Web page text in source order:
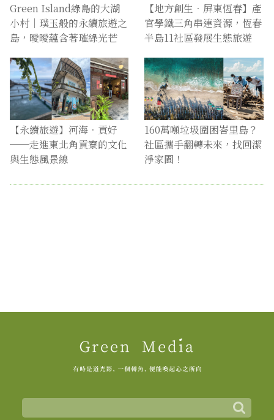
Green Island綠島的大湖
小村｜璞玉般的永續旅遊之
島，曖曖蘊含著璀綠光芒
【地方創生．屏東恆春】產
官學鐵三角串連資源，恆春
半島11社區發展生態旅遊
【永續旅遊】河海．貢好
──走進東北角貢寮的文化
與生態風景線
160萬噸垃圾圍困峇里島？
社區攜手翻轉未來，找回潔
淨家園！